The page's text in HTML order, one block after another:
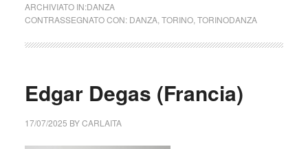
ARCHIVIATO IN:DANZA
CONTRASSEGNATO CON: DANZA, TORINO, TORINODANZA
Edgar Degas (Francia)
17/07/2025 BYCARLAITA